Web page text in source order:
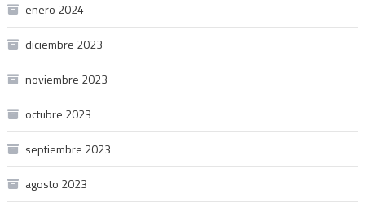
enero 2024
diciembre 2023
noviembre 2023
octubre 2023
septiembre 2023
agosto 2023